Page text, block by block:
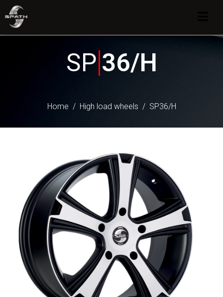
SP 36/H
Home High load wheels SP36/H